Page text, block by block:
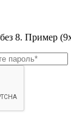
8. Пример